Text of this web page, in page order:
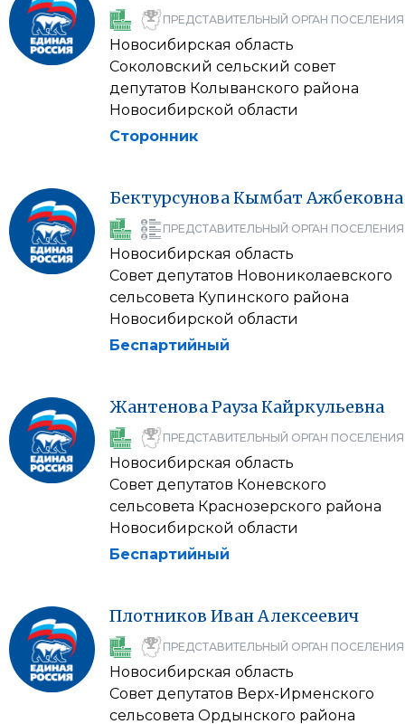
ПРЕДСТАВИТЕЛЬНЫЙ ОРГАН ПОСЕЛЕНИЯ
Новосибирская область
Соколовский сельский совет
депутатов Колыванского района
Новосибирской области
Сторонник
Бектурсунова Кымбат Ажбековна
ПРЕДСТАВИТЕЛЬНЫЙ ОРГАН ПОСЕЛЕНИЯ
Новосибирская область
Совет депутатов Новониколаевского
сельсовета Купинского района
Новосибирской области
Беспартийный
ЖантеноваРауза Кайркульевна
ПРЕДСТАВИТЕЛЬНЫЙ ОРГАН ПОСЕЛЕНИЯ
Новосибирская область
Совет депутатов Коневского
сельсовета Краснозерского района
Новосибирской области
Беспартийный
Плотников ИванАлексеевич
ПРЕДСТАВИТЕЛЬНЫЙ ОРГАН ПОСЕЛЕНИЯ
Новосибирская область
Совет депутатов Верх-Ирменского
сельсовета Ордынского района